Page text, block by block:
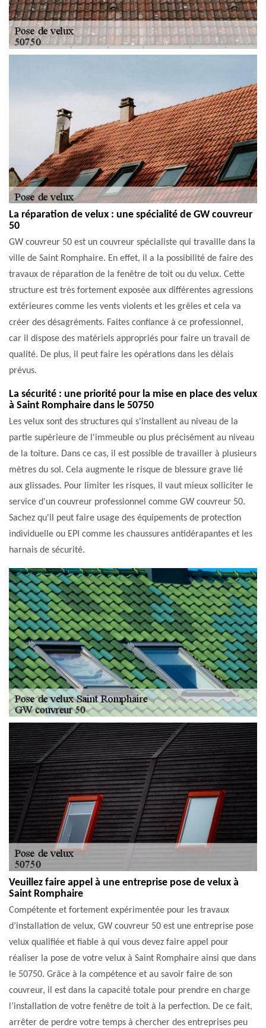
La réparation de velux : une spécialité de GW couvreur
50
GW couvreur 50 est un couvreur spécialiste qui travaille dans la
ville de Saint Romphaire. En effet, il a la possibilité de faire des
travaux de réparation de la fenêtre de toit ou du velux. Cette
structure est très fortement exposée aux différentes agressions
extérieures comme les vents violents et les grêles et cela va
créer des désagréments. Faites confiance à ce professionnel,
car il dispose des matériels appropriés pour faire un travail de
qualité. De plus, il peut faire les opérations dans les délais
prévus.
La sécurité : une priorité pour la mise en place des velux
à Saint Romphaire dans le 50750
Les velux sont des structures qui s'installent au niveau de la
partie supérieure de l'immeuble ou plus précisément au niveau
de la toiture. Dans ce cas, il est possible de travailler à plusieurs
mètres du sol. Cela augmente le risque de blessure grave lié
aux glissades. Pour limiter les risques, il vaut mieux solliciter le
service d'un couvreur professionnel comme GW couvreur 50.
Sachez qu'il peut faire usage des équipements de protection
individuelle ou EPI comme les chaussures antidérapantes et les
harnais de sécurité.
Veuillez faire appel à une entreprise pose de velux à
Saint Romphaire
Compétente et fortement expérimentée pour les travaux
d’installation de velux, GW couvreur 50 est une entreprise pose
velux qualifiée et fiable à qui vous devez faire appel pour
réaliser la pose de votre velux à Saint Romphaire ainsi que dans
le 50750. Grâce à la compétence et au savoir faire de son
couvreur, il est dans la capacité totale pour prendre en charge
l’installation de votre fenêtre de toit à la perfection. De ce fait,
arrêter de perdre votre temps à chercher des entreprises peu